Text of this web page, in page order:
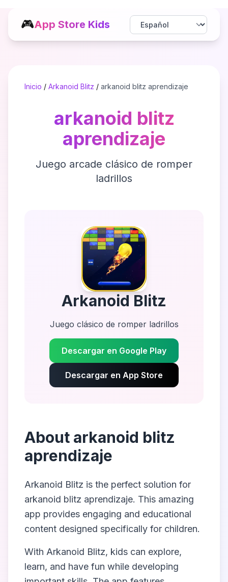
🎮App Store Kids
Inicio / Arkanoid Blitz / arkanoid blitz aprendizaje
arkanoid blitz
aprendizaje
Juego arcade clásico de romper
ladrillos
Arkanoid Blitz
Juego clásico de romper ladrillos
Descargar en Google Play
Descargar en App Store
About arkanoid blitz
aprendizaje
Arkanoid Blitz is the perfect solution for
arkanoid blitz aprendizaje. This amazing
app provides engaging and educational
content designed specifically for children.
With Arkanoid Blitz, kids can explore,
learn, and have fun while developing